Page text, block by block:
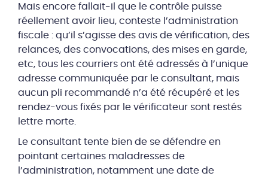
Mais encore fallait-il que le contrôle puisse
réellement avoir lieu, conteste l’administration
fiscale : qu’il s’agisse des avis de vérification, des
relances, des convocations, des mises en garde,
etc, tous les courriers ont été adressés à l’unique
adresse communiquée par le consultant, mais
aucun pli recommandé n’a été récupéré et les
rendez-vous fixés par le vérificateur sont restés
lettre morte.
Le consultant tente bien de se défendre en
pointant certaines maladresses de
l’administration, notamment une date de